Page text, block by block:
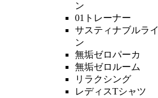
ン
01トレーナー
サスティナブルライ
ン
無垢ゼロパーカ
無垢ゼロルーム
リラクシング
レディスTシャツ